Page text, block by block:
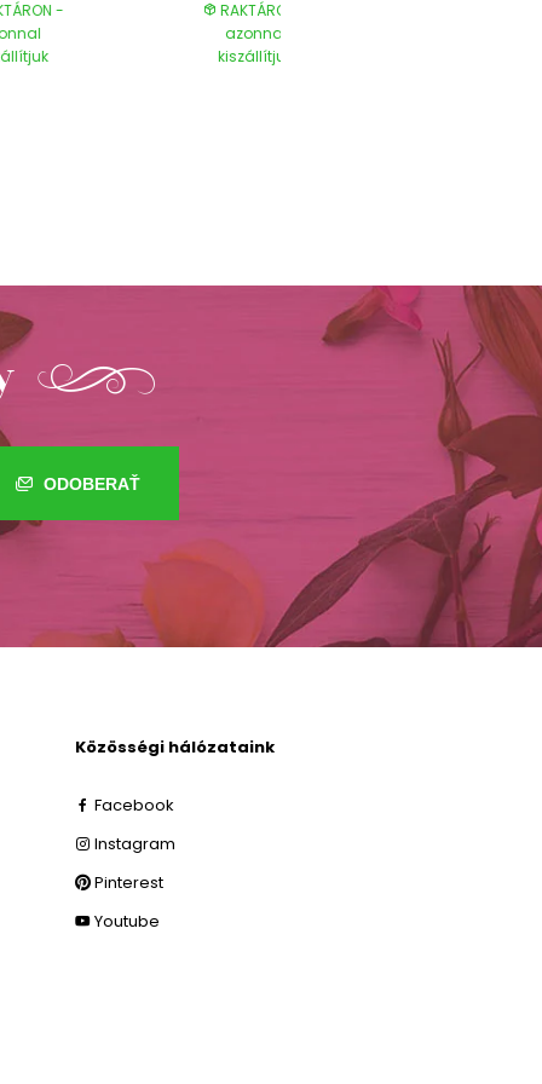
-
RAKTÁRON -
azonnal
kiszállítjuk
ODOBERAŤ
Közösségi hálózataink
Facebook
Instagram
Pinterest
Youtube